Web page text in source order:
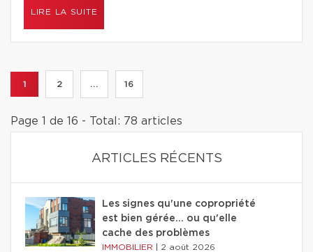
LIRE LA SUITE
1 2 ... 16
Page 1 de 16 - Total: 78 articles
ARTICLES RÉCENTS
Les signes qu'une copropriété
est bien gérée… ou qu'elle
cache des problèmes
IMMOBILIER 2 août 2026